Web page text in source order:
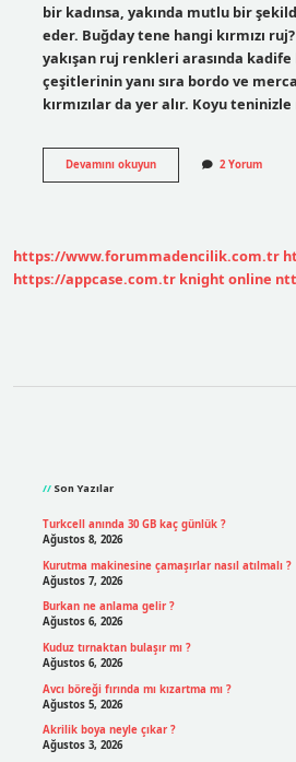
bir kadınsa, yakında mutlu bir
eder. Buğday tene hangi kırmızı
yakışan ruj renkleri arasında kadife
çeşitlerinin yanı sıra bordo ve
kırmızılar da yer alır. Koyu
Devamını okuyunKırmızı
Ruj
2 Yorum
https://www.forummadencilik.com.tr
https://appcase.com.tr knight online
Son Yazılar
Turkcell anında 30 GB kaç günlük ?
Ağustos 8, 2026
Kurutma makinesine çamaşırlar nasıl atılmalı ?
Ağustos 7, 2026
Burkan ne anlama gelir ?
Ağustos 6, 2026
Kuduz tırnaktan bulaşır mı ?
Ağustos 6, 2026
Avcı böreği fırında mı kızartma mı ?
Ağustos 5, 2026
Akrilik boya neyle çıkar ?
Ağustos 3, 2026